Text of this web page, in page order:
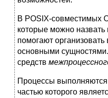
В POSIX-совместимых
которые можно
помогают
основными
средств
Процессы
частью которого